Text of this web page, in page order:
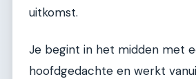
uitkomst.
Je begint in het midden met
hoofdgedachte en werkt